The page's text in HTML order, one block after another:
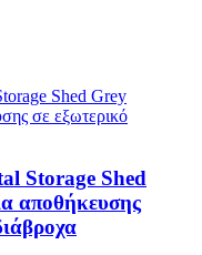
Storage Shed
αποθήκευσης